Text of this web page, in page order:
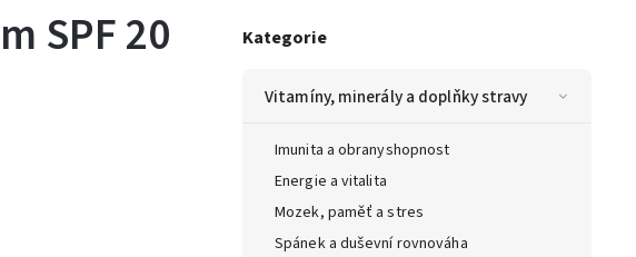
Kategorie
Vitamíny, minerály a doplňky stravy
Imunita a obranyshopnost
Energie a vitalita
Mozek, paměť a stres
Spánek a duševní rovnováha
SPF 20